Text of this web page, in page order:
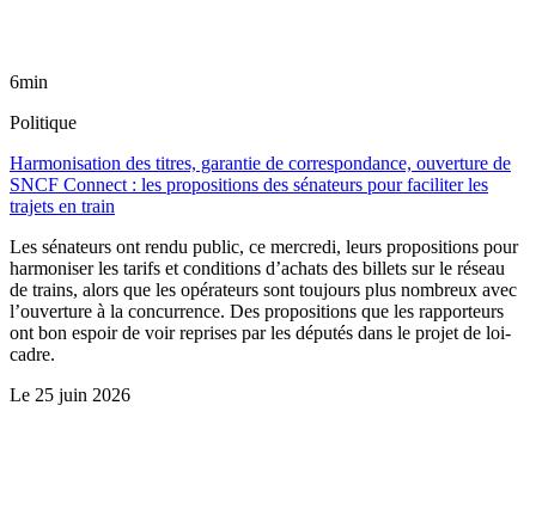
6min
Politique
Harmonisation des titres, garantie de correspondance, ouverture de
SNCF Connect : les propositions des sénateurs pour faciliter les
trajets en train
Les sénateurs ont rendu public, ce mercredi, leurs propositions pour
harmoniser les tarifs et conditions d’achats des billets sur le réseau
de trains, alors que les opérateurs sont toujours plus nombreux avec
l’ouverture à la concurrence. Des propositions que les rapporteurs
ont bon espoir de voir reprises par les députés dans le projet de loi-
cadre.
Le 25 juin 2026